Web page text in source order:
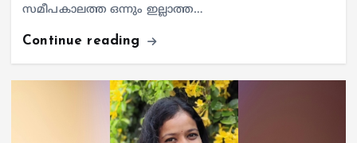
സമീപകാലത്ത ഒന്നും ഇല്ലാത്ത…
Continue reading